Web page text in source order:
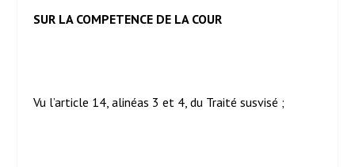
SUR LA COMPETENCE DE LA COUR
Vu l’article 14, alinéas 3 et 4, du Traité susvisé ;